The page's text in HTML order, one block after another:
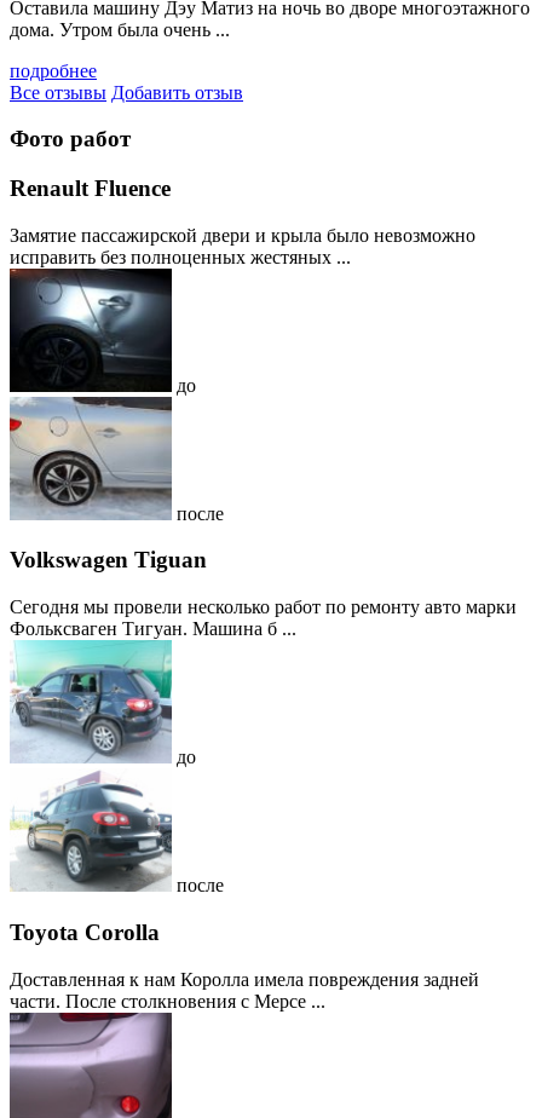
Оставила машину Дэу Матиз на ночь во дворе многоэтажного
дома. Утром была очень ...
подробнее
Все отзывы Добавить отзыв
Фото работ
Renault Fluence
Замятие пассажирской двери и крыла было невозможно
исправить без полноценных жестяных ...
до
после
Volkswagen Tiguan
Сегодня мы провели несколько работ по ремонту авто марки
Фольксваген Тигуан. Машина б ...
до
после
Toyota Corolla
Доставленная к нам Королла имела повреждения задней
части. После столкновения с Мерсе ...